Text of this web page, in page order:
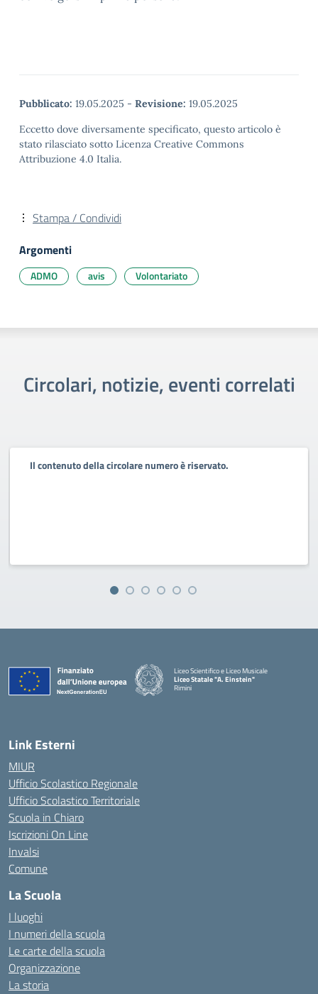
Pubblicato: 19.05.2025 - Revisione: 19.05.2025
Eccetto dove diversamente specificato, questo articolo è
stato rilasciato sotto Licenza Creative Commons
Attribuzione 4.0 Italia.
Stampa / Condividi
Argomenti
ADMO avis Volontariato
Circolari, notizie, eventi correlati
Il contenuto della circolare numero è riservato.
Liceo Scientifico e Liceo Musicale
Liceo Statale "A. Einstein"
Rimini
Link Esterni
MIUR
Ufficio Scolastico Regionale
Ufficio Scolastico Territoriale
Scuola in Chiaro
Iscrizioni On Line
Invalsi
Comune
La Scuola
I luoghi
I numeri della scuola
Le carte della scuola
Organizzazione
La storia